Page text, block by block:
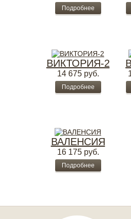
Подробнее
ВИКТОРИЯ-2
14 675 руб.
Подробнее
ВАЛЕНСИЯ
16 175 руб.
Подробнее